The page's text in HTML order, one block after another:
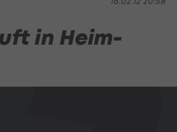
in Heim-